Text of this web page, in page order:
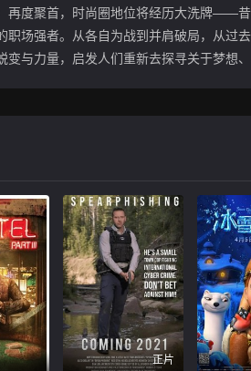
再度聚首，时尚圈地位将经历大洗牌——
场强者。从各自为战到并肩破局，从过去
与力量，启发人们重新去探寻关于梦想、
正片